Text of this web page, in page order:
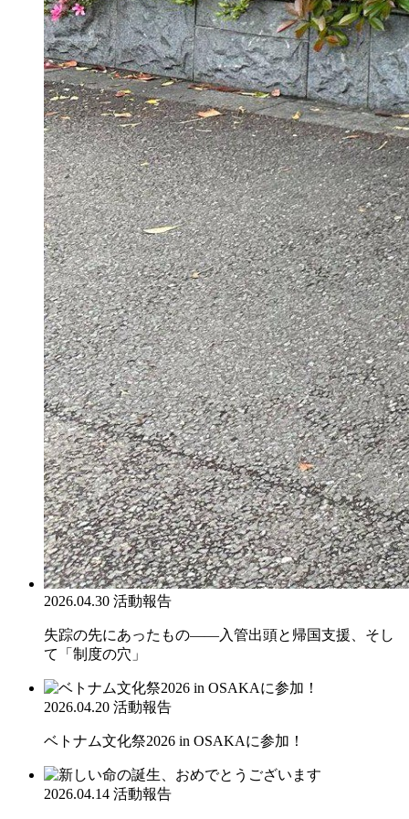
2026.04.30 活動報告
失踪の先にあったもの――入管出頭と帰国支援、そし
て「制度の穴」
2026.04.20 活動報告
ベトナム文化祭2026 in OSAKAに参加！
2026.04.14 活動報告